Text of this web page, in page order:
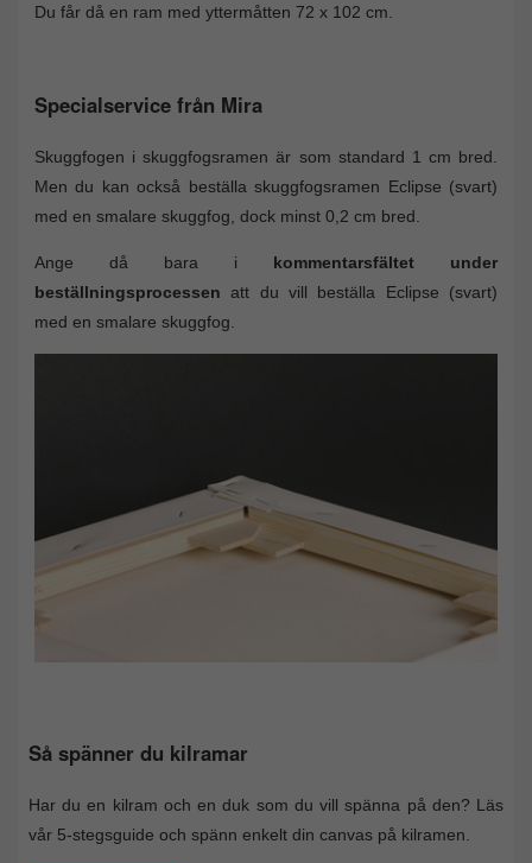
Du får då en ram med yttermåtten 72 x 102 cm.
Specialservice från Mira
Skuggfogen i skuggfogsramen är som standard 1 cm bred.
Men du kan också beställa skuggfogsramen Eclipse (svart)
med en smalare skuggfog, dock minst 0,2 cm bred.
Ange då bara i kommentarsfältet under
beställningsprocessen att du vill beställa Eclipse (svart)
med en smalare skuggfog.
Så spänner du kilramar
Har du en kilram och en duk som du vill spänna på den? Läs
vår 5-stegsguide och spänn enkelt din canvas på kilramen.